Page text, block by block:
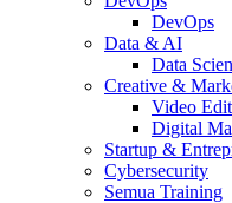
DevOps
Data & AI
Data
Creative &
Video
Digital
Startup &
Cybersecurity
Semua Training